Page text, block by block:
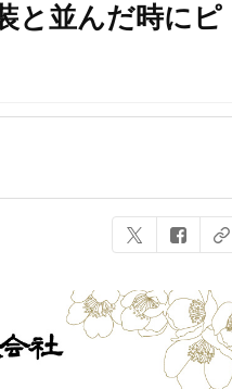
と並んだ時にピ